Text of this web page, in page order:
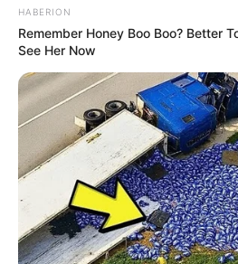
HABERION
Remember Honey Boo Boo? Better
See Her Now